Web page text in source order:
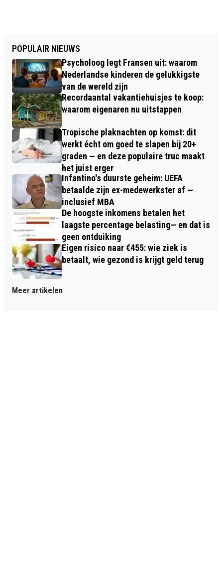
POPULAIR NIEUWS
Psycholoog legt Fransen uit: waarom
Nederlandse kinderen de gelukkigste
van de wereld zijn
Recordaantal vakantiehuisjes te koop:
waarom eigenaren nu uitstappen
Tropische plaknachten op komst: dit
werkt écht om goed te slapen bij 20+
graden — en deze populaire truc maakt
het juist erger
Infantino's duurste geheim: UEFA
betaalde zijn ex-medewerkster af —
inclusief MBA
De hoogste inkomens betalen het
laagste percentage belasting— en dat is
geen ontduiking
Eigen risico naar €455: wie ziek is
betaalt, wie gezond is krijgt geld terug
Meer artikelen